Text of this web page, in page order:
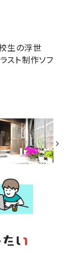
生の浮世
ト制作ソフ